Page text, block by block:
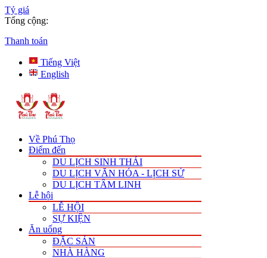
Tỷ giá
Tổng cộng:
Thanh toán
Tiếng Việt
English
Về Phú Thọ
Điểm đến
DU LỊCH SINH THÁI
DU LỊCH VĂN HÓA - LỊCH SỬ
DU LỊCH TÂM LINH
Lễ hội
LỄ HỘI
SỰ KIỆN
Ăn uống
ĐẶC SẢN
NHÀ HÀNG